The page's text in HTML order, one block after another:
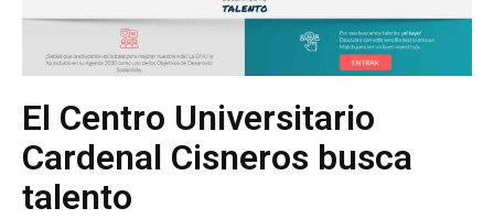
El Centro Universitario
Cardenal Cisneros busca
talento